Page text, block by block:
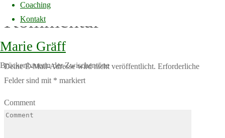
Coaching
Kontakt
Marie Gräff
Brückenbauerin der Zwischentöne
Kommentar
Deine E-Mail-Adresse wird nicht veröffentlicht. Erforderliche
Felder sind mit * markiert
Comment